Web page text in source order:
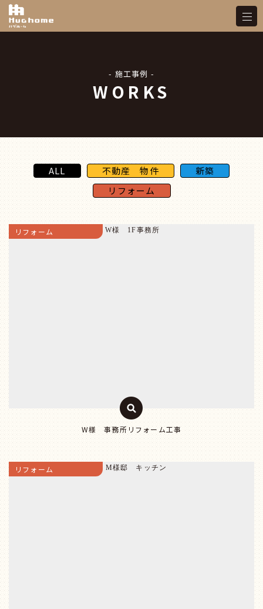
- 施工事例 -
WORKS
ALL 不動産 物件
新築
リフォーム
リフォーム
W様 事務所リフォーム工事
リフォーム